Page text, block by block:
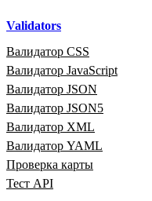
Validators
Валидатор CSS
Валидатор JavaScript
Валидатор JSON
Валидатор JSON5
Валидатор XML
Валидатор YAML
Проверка карты
Тест API